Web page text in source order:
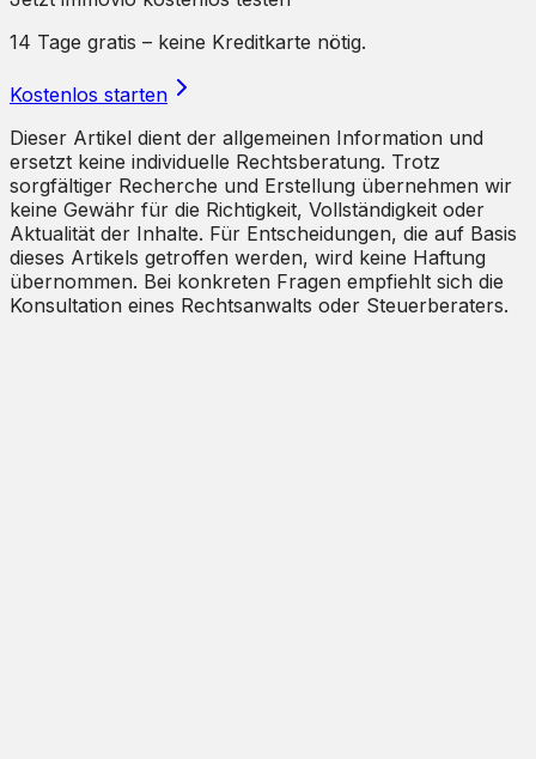
14 Tage gratis – keine Kreditkarte nötig.
Kostenlos starten
Dieser Artikel dient der allgemeinen Information und
ersetzt keine individuelle Rechtsberatung. Trotz
sorgfältiger Recherche und Erstellung übernehmen wir
keine Gewähr für die Richtigkeit, Vollständigkeit oder
Aktualität der Inhalte. Für Entscheidungen, die auf Basis
dieses Artikels getroffen werden, wird keine Haftung
übernommen. Bei konkreten Fragen empfiehlt sich die
Konsultation eines Rechtsanwalts oder Steuerberaters.